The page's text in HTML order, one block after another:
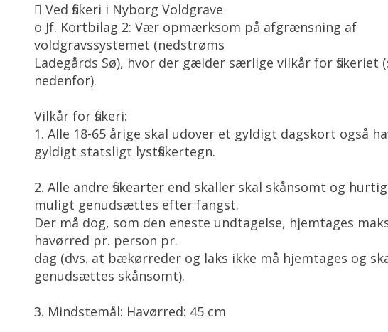
 Ved fiskeri i Nyborg Voldgrave
o Jf. Kortbilag 2: Vær opmærksom på afgrænsning af
voldgravssystemet (nedstrøms
Ladegårds Sø), hvor der gælder særlige vilkår for fiskeriet
nedenfor).
Vilkår for fiskeri:
1. Alle 18-65 årige skal udover et gyldigt dagskort også
gyldigt statsligt lystfiskertegn.
2. Alle andre fiskearter end skaller skal skånsomt og
muligt genudsættes efter fangst.
Der må dog, som den eneste undtagelse, hjemtages
havørred pr. person pr.
dag (dvs. at bækørreder og laks ikke må hjemtages og
genudsættes skånsomt).
3. Mindstemål: Havørred: 45 cm